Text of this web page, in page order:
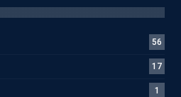
56
17
1